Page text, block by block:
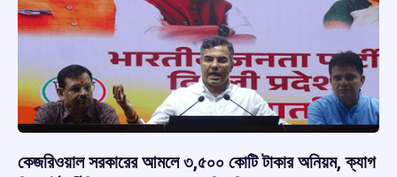
কেজরিওয়াল সরকারের আমলে ৩,৫০০ কোটি টাকার অনিয়ম, ক্যাগ